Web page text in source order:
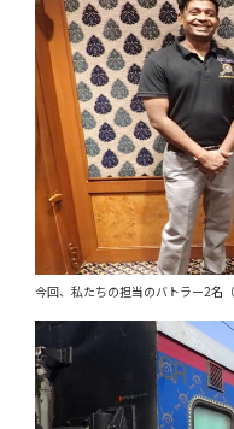
今回、私たちの担当のバトラー2名